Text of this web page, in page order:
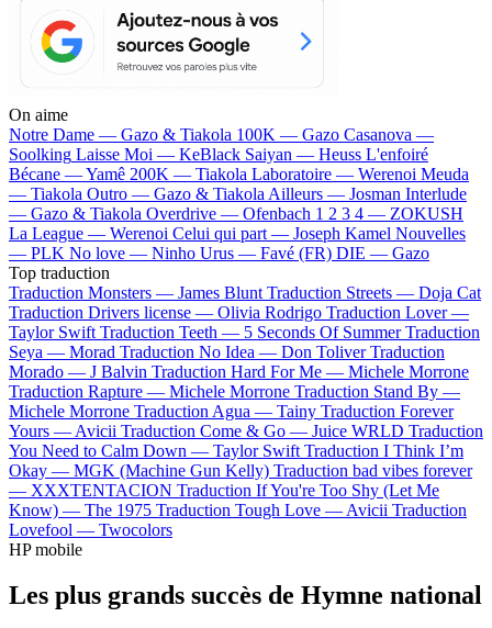
On aime
Notre Dame — Gazo & Tiakola 100K — Gazo Casanova —
Soolking Laisse Moi — KeBlack Saiyan — Heuss L'enfoiré
Bécane —Yamê 200K — Tiakola Laboratoire — Werenoi Meuda
— Tiakola Outro — Gazo & Tiakola Ailleurs — Josman Interlude
— Gazo & Tiakola Overdrive — Ofenbach 1 2 3 4 — ZOKUSH
La League — Werenoi Celui qui part — Joseph Kamel Nouvelles
— PLK No love — Ninho Urus — Favé (FR) DIE — Gazo
Top traduction
Traduction Monsters — James Blunt Traduction Streets — Doja Cat
Traduction Drivers license — Olivia Rodrigo Traduction Lover —
Taylor Swift Traduction Teeth — 5 Seconds Of Summer Traduction
Seya — Morad Traduction No Idea — Don Toliver Traduction
Morado — J Balvin Traduction Hard For Me — Michele Morrone
Traduction Rapture — Michele Morrone Traduction Stand By —
Michele Morrone Traduction Agua — Tainy Traduction Forever
Yours — Avicii Traduction Come & Go — Juice WRLD Traduction
You Need to Calm Down — Taylor Swift Traduction I Think I’m
Okay — MGK (Machine Gun Kelly) Traduction bad vibes forever
— XXXTENTACION Traduction If You're Too Shy (Let Me
Know) — The 1975 Traduction Tough Love — Avicii Traduction
Lovefool — Twocolors
HP mobile
Les plus grands succès de Hymne national